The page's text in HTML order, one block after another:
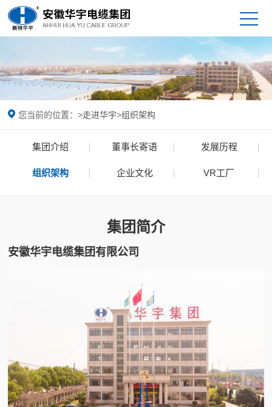
您当前的位置：>走进华宇>组织架构
集团介绍 董事长寄语 发展历程
组织架构 企业文化 VR工厂
集团简介
安徽华宇电缆集团有限公司